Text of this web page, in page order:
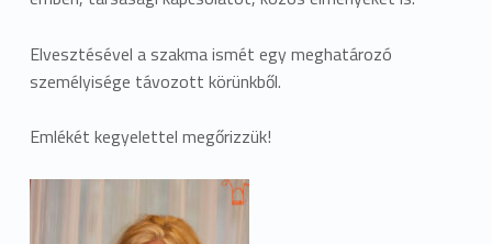
Elvesztésével a szakma ismét egy meghatározó
személyisége távozott körünkből.
Emlékét kegyelettel megőrizzük!